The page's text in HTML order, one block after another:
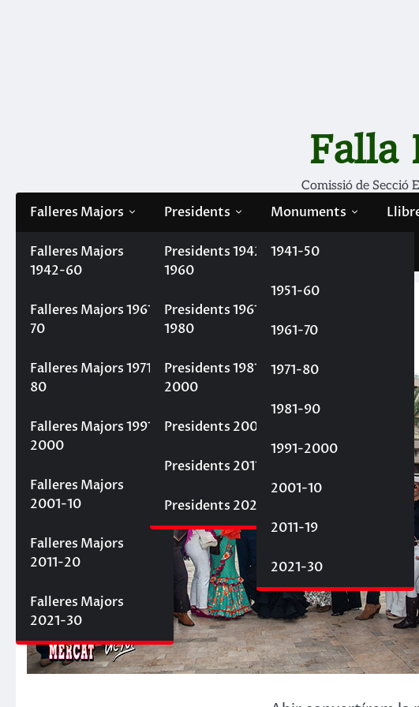
Falla
Comissió de Secció
Falleres Majors
Falleres Majors
1942-60
Falleres Majors 1961-
70
Falleres Majors 1971-
80
Falleres Majors 1991-
2000
Falleres Majors
2001-10
Falleres Majors
2011-20
Falleres Majors
2021-30
Presidents
Presidents 1942-
1960
Presidents 1961-
1980
Presidents 1981-
2000
Presidents 2001-10
Presidents 2011-20
Presidents 2021-30
Monuments
1941-50
1951-60
1961-70
1971-80
1981-90
1991-2000
2001-10
2011-19
2021-30
Filà Mercaders
Home Festa rociera Festa rociera
Festa rociera
30 d'abril de 2023 Fallaelmercat